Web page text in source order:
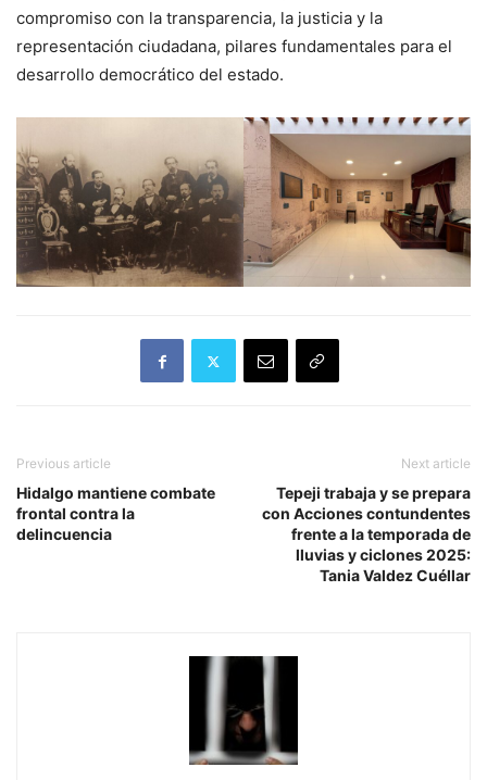
compromiso con la transparencia, la justicia y la
representación ciudadana, pilares fundamentales para el
desarrollo democrático del estado.
Previous article
Hidalgo mantiene combate
frontal contra la
delincuencia
Next article
Tepeji trabaja y se prepara
con Acciones contundentes
frente a la temporada de
lluvias y ciclones 2025:
Tania Valdez Cuéllar